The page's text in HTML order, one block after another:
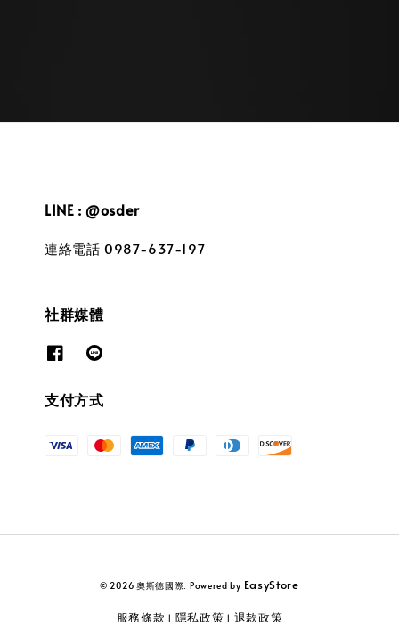
LINE : @osder
連絡電話 0987-637-197
社群媒體
支付方式
© 2026 奧斯德國際. Powered by EasyStore
服務條款 | 隱私政策 | 退款政策